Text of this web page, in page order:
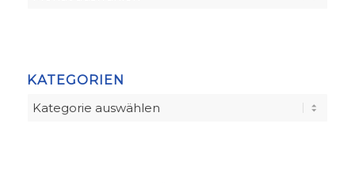
KATEGORIEN
Kategorien